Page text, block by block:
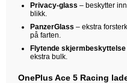
Privacy-glass – beskytter
blikk.
PanzerGlass – ekstra
på farten.
Flytende skjermbeskyttelse
ekstra bulk.
OnePlus Ace 5 Racing